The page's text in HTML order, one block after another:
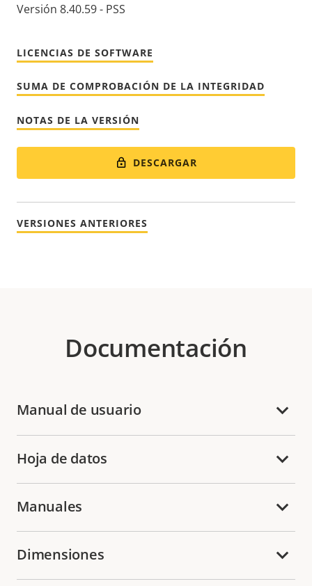
Versión 8.40.59 - PSS
LICENCIAS DE SOFTWARE
SUMA DE COMPROBACIÓN DE LA INTEGRIDAD
NOTAS DE LA VERSIÓN
DESCARGAR
VERSIONES ANTERIORES
Documentación
Manual de usuario
Hoja de datos
Manuales
Dimensiones